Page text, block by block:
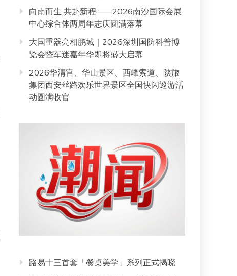
向南而生 共赴新程——2026南沙国际会展
中心综合体两周年志庆圆满落幕
大国重器亮相鹏城｜2026深圳国防科普博
览会暨军迷嘉年华即将盛大启幕
2026华清宫、华山景区、西峰索道、陕旅
集团西安丝路欢乐世界景区全国快闪巡游活
动圆满收官
路易十三首套「餐桌美学」系列正式揭晓